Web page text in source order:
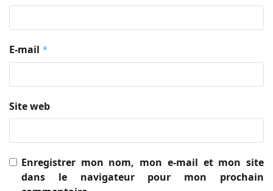
E-mail *
Site web
Enregistrer mon nom, mon e-mail et mon site
dans le navigateur pour mon prochain